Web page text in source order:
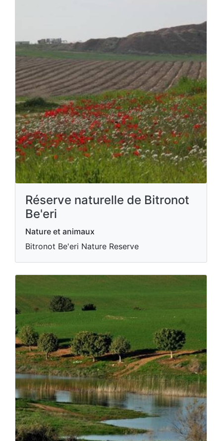
Réserve naturelle de Bitronot
Be'eri
Nature et animaux
Bitronot Be'eri Nature Reserve